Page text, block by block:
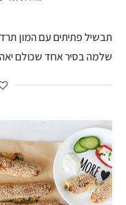
תבשיל פתיתים עם המון
שלמה בסיר אחד שכולם